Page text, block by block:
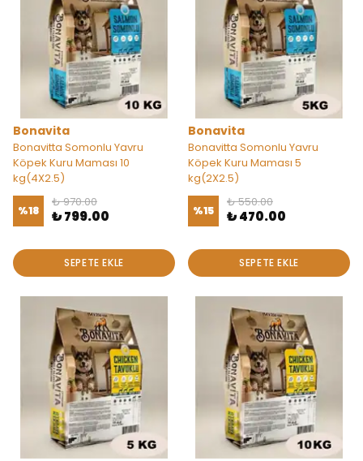
Bonavita
Bonavitta Somonlu Yavru
Köpek Kuru Maması 10
kg(4X2.5)
%18
₺ 970.00
₺ 799.00
SEPETE EKLE
Bonavita
Bonavitta Somonlu Yavru
Köpek Kuru Maması 5
kg(2X2.5)
%15
₺ 550.00
₺ 470.00
SEPETE EKLE